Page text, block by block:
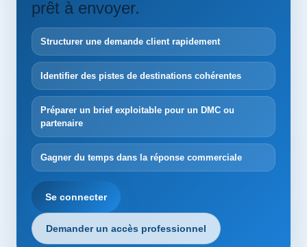
prêt à envoyer.
Structurer une demande client rapidement
Identifier des pistes de destinations cohérentes
Préparer un brief exploitable pour un DMC ou
partenaire
Gagner du temps dans la réponse commerciale
Se connecter
Demander un accès professionnel